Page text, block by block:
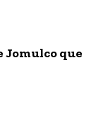
Jomulco que